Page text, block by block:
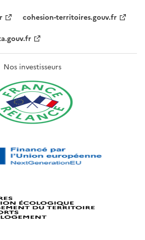
cohesion-territoires.gouv.fr
Nos investisseurs